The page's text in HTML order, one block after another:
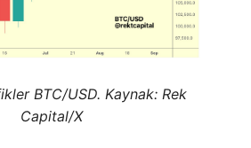
BTC/USD. Kaynak: Rek
Capital/X